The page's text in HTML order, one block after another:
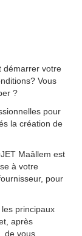
démarrer votre
Vous
?
pour
la création de
Maâllem est
à votre
pour
principaux
après
de vous